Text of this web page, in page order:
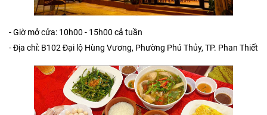
- Giờ mở cửa: 10h00 - 15h00 cả tuần
- Địa chỉ: B102 Đại lộ Hùng Vương, Phường Phú Thủy, TP. Phan Thiết